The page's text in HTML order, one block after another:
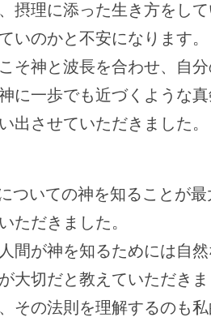
摂理に添った生き方をし
いのかと不安になります。
そ神と波長を合わせ、自
に一歩でも近づくような
出させていただきました。
ついての神を知ることが
ただきました。
間が神を知るためには自
大切だと教えていただき
その法則を理解するのも